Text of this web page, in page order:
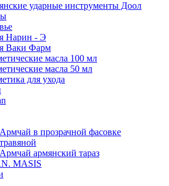
ударные инструменты Доол
Нарин - Э
Ваки Фарм
масла 100 мл
масла 50 мл
для ухода
в прозрачной фасовке
армянский тараз
MASIS